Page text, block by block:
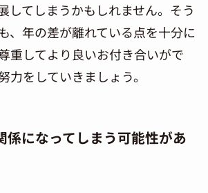
してしまうかもしれません。そう
、年の差が離れている点を十分に
重してより良いお付き合いがで
力をしていきましょう。
係になってしまう可能性があ